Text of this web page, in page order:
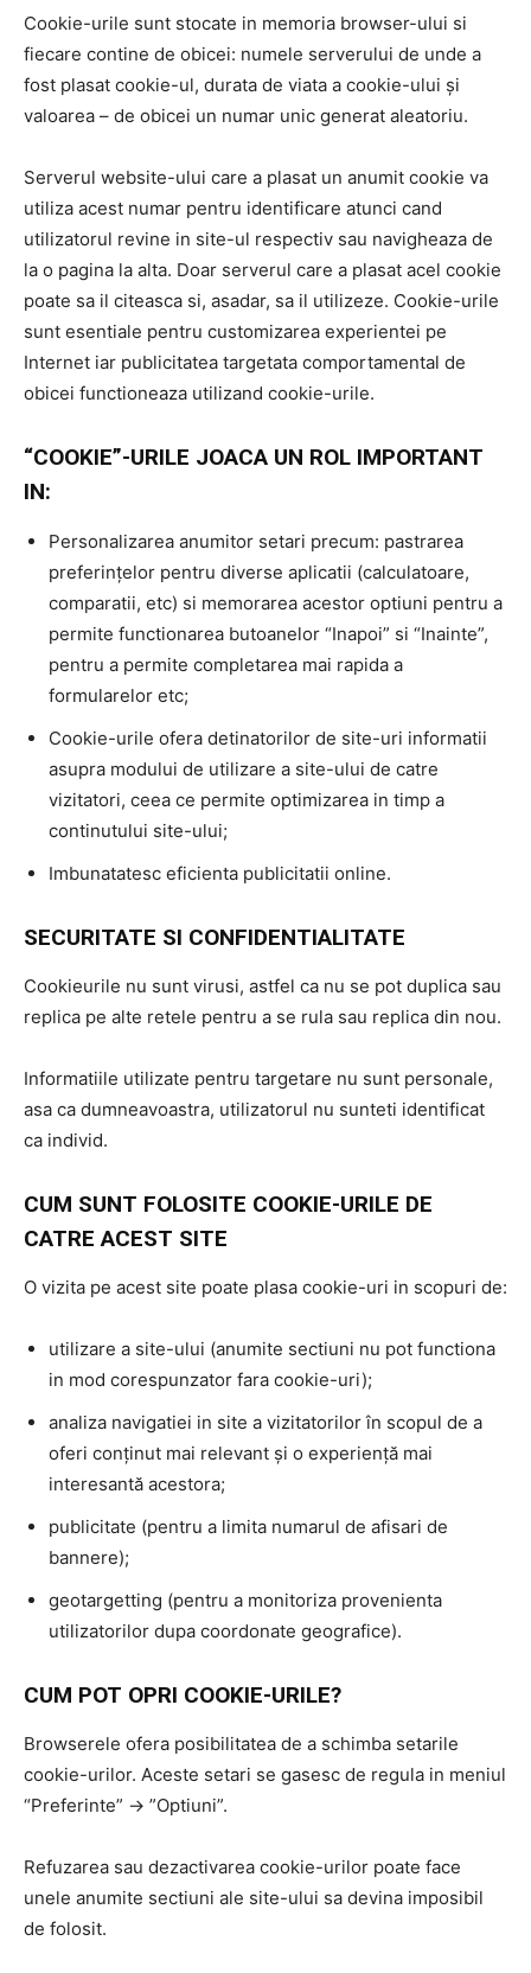
Cookie-urile sunt stocate in memoria browser-ului si
fiecare contine de obicei: numele serverului de unde a
fost plasat cookie-ul, durata de viata a cookie-ului și
valoarea – de obicei un numar unic generat aleatoriu.
Serverul website-ului care a plasat un anumit cookie va
utiliza acest numar pentru identificare atunci cand
utilizatorul revine in site-ul respectiv sau navigheaza de
la o pagina la alta. Doar serverul care a plasat acel cookie
poate sa il citeasca si, asadar, sa il utilizeze. Cookie-urile
sunt esentiale pentru customizarea experientei pe
Internet iar publicitatea targetata comportamental de
obicei functioneaza utilizand cookie-urile.
“COOKIE”-URILE JOACA UN ROL IMPORTANT
IN:
Personalizarea anumitor setari precum: pastrarea
preferințelor pentru diverse aplicatii (calculatoare,
comparatii, etc) si memorarea acestor optiuni pentru a
permite functionarea butoanelor “Inapoi” si “Inainte”,
pentru a permite completarea mai rapida a
formularelor etc;
Cookie-urile ofera detinatorilor de site-uri informatii
asupra modului de utilizare a site-ului de catre
vizitatori, ceea ce permite optimizarea in timp a
continutului site-ului;
Imbunatatesc eficienta publicitatii online.
SECURITATE SI CONFIDENTIALITATE
Cookieurile nu sunt virusi, astfel ca nu se pot duplica sau
replica pe alte retele pentru a se rula sau replica din nou.
Informatiile utilizate pentru targetare nu sunt personale,
asa ca dumneavoastra, utilizatorul nu sunteti identificat
ca individ.
CUM SUNT FOLOSITE COOKIE-URILE DE
CATRE ACEST SITE
O vizita pe acest site poate plasa cookie-uri in scopuri de:
utilizare a site-ului (anumite sectiuni nu pot functiona
in mod corespunzator fara cookie-uri);
analiza navigatiei in site a vizitatorilor în scopul de a
oferi conținut mai relevant și o experiență mai
interesantă acestora;
publicitate (pentru a limita numarul de afisari de
bannere);
geotargetting (pentru a monitoriza provenienta
utilizatorilor dupa coordonate geografice).
CUM POT OPRI COOKIE-URILE?
Browserele ofera posibilitatea de a schimba setarile
cookie-urilor. Aceste setari se gasesc de regula in meniul
“Preferinte” -> ”Optiuni”.
Refuzarea sau dezactivarea cookie-urilor poate face
unele anumite sectiuni ale site-ului sa devina imposibil
de folosit.